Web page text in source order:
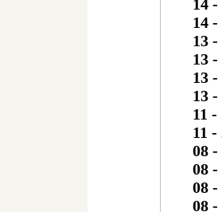
14
14
13
13
13
13
11
11
08
08
08
08